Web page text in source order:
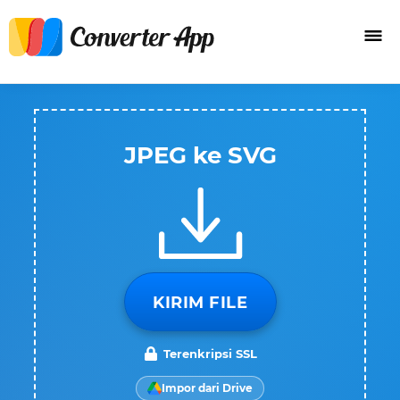
JPEG ke SVG
KIRIM FILE
Terenkripsi SSL
Impor dari Drive